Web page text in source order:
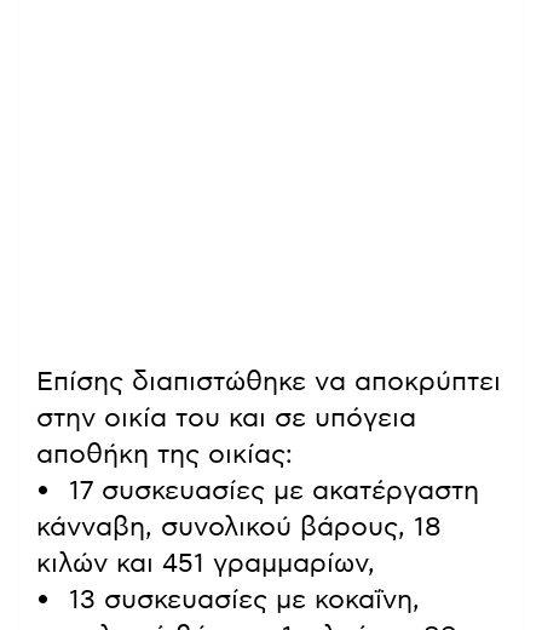
Επίσης διαπιστώθηκε να αποκρύπτει
στην οικία του και σε υπόγεια
αποθήκη της οικίας:
• 17 συσκευασίες με ακατέργαστη
κάνναβη, συνολικού βάρους, 18
κιλών και 451 γραμμαρίων,
• 13 συσκευασίες με κοκαΐνη,